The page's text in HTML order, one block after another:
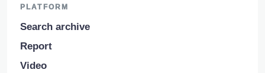
PLATFORM
Search archive
Report
Video